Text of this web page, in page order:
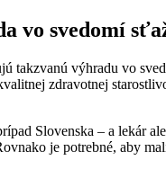
vo svedomí
takzvanú výhradu vo
zdravotnej
Slovenska – a lekár
je potrebné, aby